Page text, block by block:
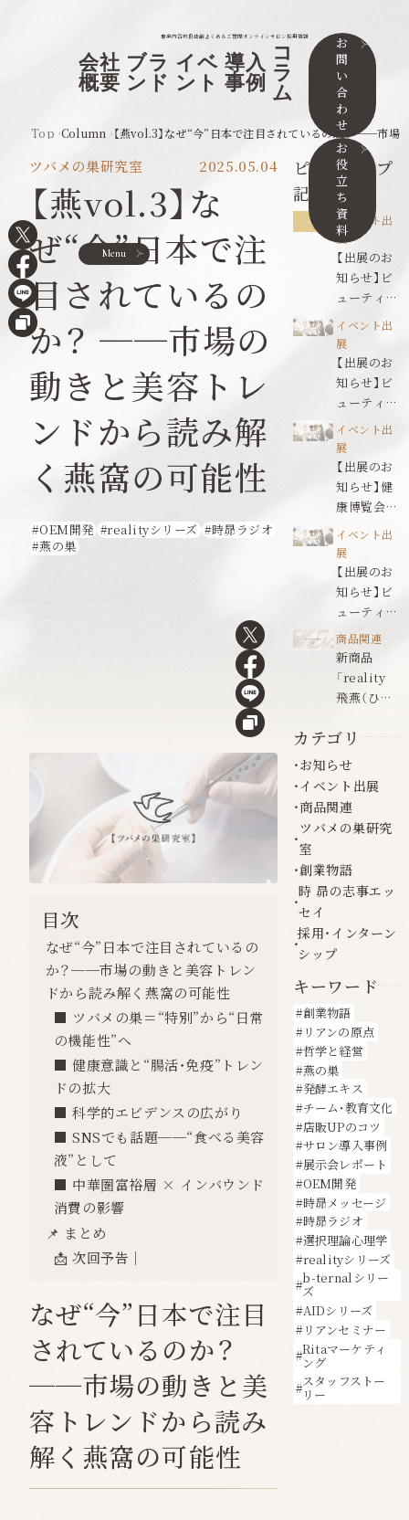
事業内容取扱店舗よくあるご質問オンラインサロン採用情報
会社
概要
ブラ
ンド
イベ
ント
導入
事例
コ
ラ
ム
お
問
い
合
わ
せ
お
役
立
ち
資
料
Menu
Top Column 【燕vol.3】なぜ“今”日本で注目されているのか？ ──市場
ツバメの巣研究室 2025.05.04
【燕vol.3】な
ぜ“今”日本で注
目されているの
か？ ──市場の
動きと美容トレ
ンドから読み解
く燕窩の可能性
OEM開発 realityシリーズ
時昴ラジオ
燕の巣
目次
なぜ“今”日本で注目されているの
か？──市場の動きと美容トレン
ドから読み解く燕窩の可能性
■ ツバメの巣＝“特別”から“日常
の機能性”へ
■ 健康意識と“腸活・免疫”トレン
ドの拡大
■ 科学的エビデンスの広がり
■ SNSでも話題──“食べる美容
液”として
■ 中華圏富裕層 × インバウンド
消費の影響
📌 まとめ
📩 次回予告｜
なぜ“今”日本で注目
されているのか？
──市場の動きと美
容トレンドから読み
解く燕窩の可能性
ピックアップ
記事
イベント出
展
【出展のお
知らせ】ビ
ューティワ
ールドジャ
パン東京
イベント出
展
【出展のお
知らせ】ビ
ューティワ
ールドジャ
パン名古屋
イベント出
展
【出展のお
知らせ】健
康博覧会
2026
イベント出
展
【出展のお
知らせ】ビ
ューティワ
ールドジャ
パン福岡
商品関連
新商品
「reality
飛燕（ひえ
お知らせ
カテゴリ
お知らせ
イベント出展
商品関連
ツバメの巣研究
室
創業物語
時 昴の志事エッ
セイ
採用・インターン
シップ
キーワード
創業物語
リアンの原点
哲学と経営
燕の巣
発酵エキス
チーム・教育文化
店販UPのコツ
サロン導入事例
展示会レポート
OEM開発
時昴メッセージ
時昴ラジオ
選択理論心理学
realityシリーズ
b-ternalシリー
ズ
AIDシリーズ
リアンセミナー
Ritaマーケティ
ング
スタッフストー
リー